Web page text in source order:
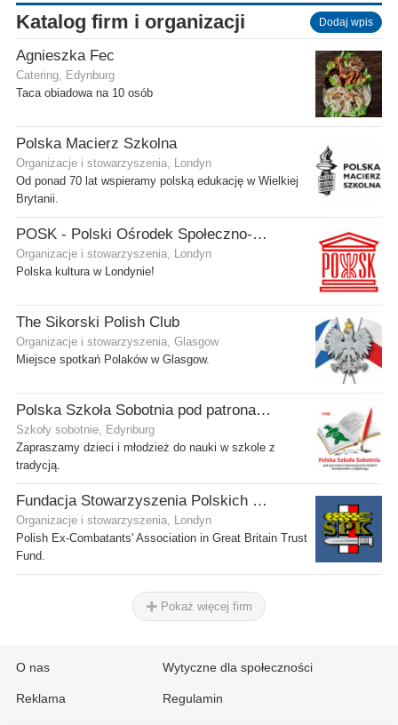
Katalog firm i organizacji Dodaj wpis
Agnieszka Fec
Catering, Edynburg
Taca obiadowa na 10 osób
Polska Macierz Szkolna
Organizacje i stowarzyszenia, Londyn
Od ponad 70 lat wspieramy polską edukację w Wielkiej
Brytanii.
POSK - Polski Ośrodek Społeczno-Kulturalny
Organizacje i stowarzyszenia, Londyn
Polska kultura w Londynie!
The Sikorski Polish Club
Organizacje i stowarzyszenia, Glasgow
Miejsce spotkań Polaków w Glasgow.
Polska Szkoła Sobotnia pod patronatem SPK w Edynburgu - Filia Stenhouse
Szkoły sobotnie, Edynburg
Zapraszamy dzieci i młodzież do nauki w szkole z
tradycją.
Fundacja Stowarzyszenia Polskich Kombatantów w Wielkiej Brytanii
Organizacje i stowarzyszenia, Londyn
Polish Ex-Combatants' Association in Great Britain Trust
Fund.
Pokaż więcej firm
O nas
Reklama
Wytyczne dla społeczności
Regulamin